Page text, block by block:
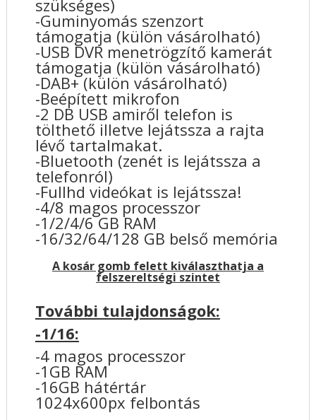
szükséges)
-Guminyomás szenzort
támogatja (külön vásárolható)
-USB DVR menetrögzítő kamerát
támogatja (külön vásárolható)
-DAB+ (külön vásárolható)
-Beépített mikrofon
-2 DB USB amiről telefon is
tölthető illetve lejátssza a rajta
lévő tartalmakat.
-Bluetooth (zenét is lejátssza a
telefonról)
-Fullhd videókat is lejátssza!
-4/8 magos processzor
-1/2/4/6 GB RAM
-16/32/64/128 GB belső memória
A kosár gomb felett kiválaszthatja a
felszereltségi szintet
További tulajdonságok:
-1/16:
-4 magos processzor
-1GB RAM
-16GB hátértár
1024x600px felbontás